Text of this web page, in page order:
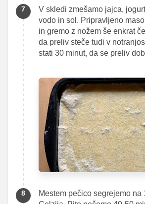
V skledi zmešamo jajca,
vodo in sol. Pripravljeno
in gremo z nožem še enkrat
da preliv steče tudi v
stati 30 minut, da se preliv
Mestem pečico segrejemo na